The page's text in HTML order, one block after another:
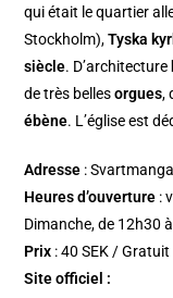
qui était le quartier
Stockholm),Tyska
siècle. D’architecture
de très bellesorgues,
ébène. L’église est
Adresse :
Heures d’ouverture :
Dimanche, de 12h30
Prix : 40 SEK /
Site officiel :